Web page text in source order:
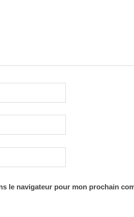
le navigateur pour mon prochain